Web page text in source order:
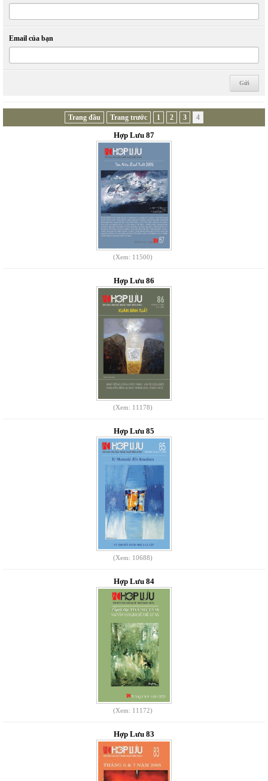
Email của bạn
Trang đầu Trang trước 1 2 3 4
Hợp Lưu 87
(Xem: 11500)
Hợp Lưu 86
(Xem: 11178)
Hợp Lưu 85
(Xem: 10688)
Hợp Lưu 84
(Xem: 11172)
Hợp Lưu 83